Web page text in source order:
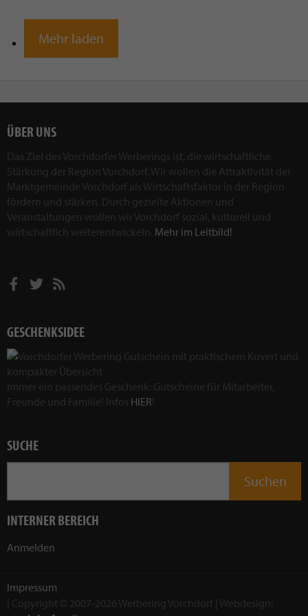
Mehr laden
ÜBER UNS
Das Ziel des Vorchdorfer Werberings ist, die wirtschaftliche
Stärkung der Region Vorchdorf. Wir wollen die Attraktivität der
Marktgemeinde Vorchdorf als Wirtschaftsfaktor in der Region
fördern und stärken. Durch gezielte Aktionen und
Veranstaltungen wollen wir Vorchdorf sozial, kulturell und
wirtschaftlich weiterentwickeln. Mehr im Leitbild!
GESCHENKSIDEE
Immer ein passendes Geschenk: Gutscheine für Mitarbeiter,
Freunde und Familie! Infos HIER!
SUCHE
INTERNER BEREICH
Anmelden
Impressum
| Copyright © 2007-2026 Werbering Vorchdorf | Webdesign: